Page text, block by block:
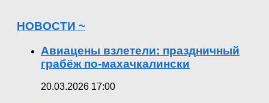
НОВОСТИ ~
Авиацены взлетели: праздничный
грабёж по-махачкалински
20.03.2026 17:00